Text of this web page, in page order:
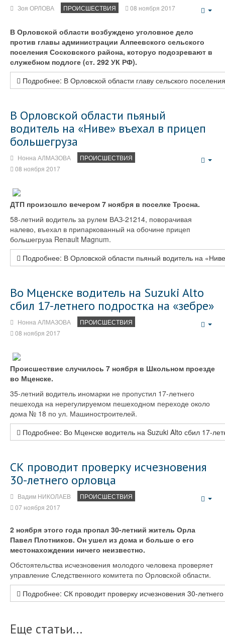
Зоя ОРЛОВА ПРОИСШЕСТВИЯ 08 ноября 2017
В Орловской области возбуждено уголовное дело
против главы администрации Алпеевского сельского
поселения Сосковского района, которуо подозревают в
служебном подлоге (ст. 292 УК РФ).
Подробнее: В Орловской области главу сельского
В Орловской области пьяный
водитель на «Ниве» въехал в прицеп
большегруза
Нонна АЛМАЗОВА
ПРОИСШЕСТВИЯ
08 ноября 2017
ДТП произошло вечером 7 ноября в поселке Тросна.
58-летний водитель за рулем ВАЗ-21214, поворачивая
налево, въехал в припаркованный на обочине прицеп
большегруза Renault Magnum.
Подробнее: В Орловской области пьяный водитель на
Во Мценске водитель на Suzuki Alto
сбил 17-летнего подростка на «зебре»
Нонна АЛМАЗОВА
ПРОИСШЕСТВИЯ
08 ноября 2017
Происшествие случилось 7 ноября в Школьном проезде
во Мценске.
35-летний водитель иномарки не пропустил 17-летнего
пешехода на нерегулируемом пешеходном переходе около
дома № 18 по ул. Машиностроителей.
Подробнее: Во Мценске водитель на Suzuki Alto сбил 17-
СК проводит проверку исчезновения
30-летнего орловца
Вадим НИКОЛАЕВ
ПРОИСШЕСТВИЯ
07 ноября 2017
2 ноября этого года пропал 30-летний житель Орла
Павел Плотников. Он ушел из дома и больше о его
местонахождении ничего неизвестно.
Обстоятельства исчезновения молодого человека проверяет
управление Следственного комитета по Орловской области.
Подробнее: СК проводит проверку исчезновения 30-
Еще статьи...